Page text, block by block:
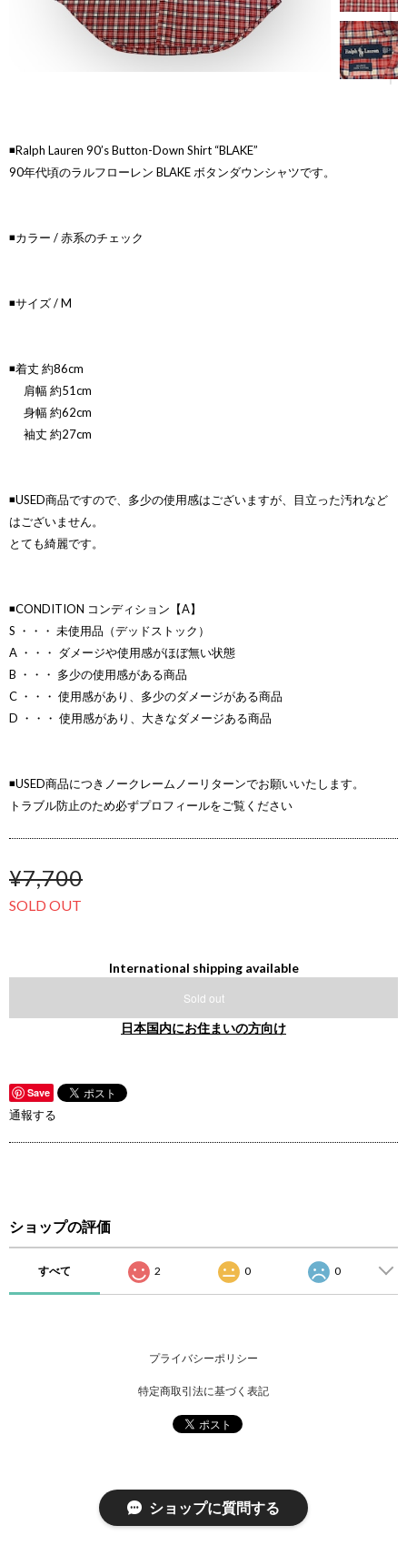
◾️Ralph Lauren 90’s Button-Down Shirt “BLAKE”
90年代頃のラルフローレン BLAKE ボタンダウンシャツです。
◾️カラー / 赤系のチェック
◾️サイズ / M
◾️着丈 約86cm
肩幅 約51cm
身幅 約62cm
袖丈 約27cm
◾️USED商品ですので、多少の使用感はございますが、目立った汚れなど
はございません。
とても綺麗です。
◾️CONDITION コンディション【A】
S ・・・ 未使用品（デッドストック）
A ・・・ ダメージや使用感がほぼ無い状態
B ・・・ 多少の使用感がある商品
C ・・・ 使用感があり、多少のダメージがある商品
D ・・・ 使用感があり、大きなダメージある商品
◾️USED商品につきノークレームノーリターンでお願いいたします。
トラブル防止のため必ずプロフィールをご覧ください
¥7,700
SOLD OUT
International shipping available
Sold out
日本国内にお住まいの方向け
Save
通報する
ショップの評価
すべて 2 0 0
プライバシーポリシー
特定商取引法に基づく表記
ショップに質問する